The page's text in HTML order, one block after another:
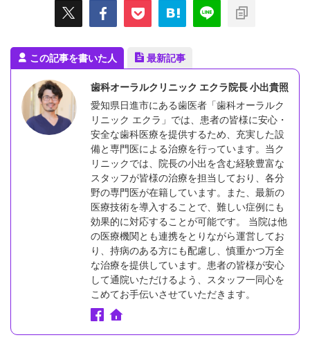
この記事を書いた人 最新記事
歯科オーラルクリニック エクラ院長 小出貴照
愛知県日進市にある歯医者「歯科オーラルク
リニック エクラ」では、患者の皆様に安心・
安全な歯科医療を提供するため、充実した設
備と専門医による治療を行っています。当ク
リニックでは、院長の小出を含む経験豊富な
スタッフが皆様の治療を担当しており、各分
野の専門医が在籍しています。また、最新の
医療技術を導入することで、難しい症例にも
効果的に対応することが可能です。 当院は他
の医療機関とも連携をとりながら運営してお
り、持病のある方にも配慮し、慎重かつ万全
な治療を提供しています。患者の皆様が安心
して通院いただけるよう、スタッフ一同心を
こめてお手伝いさせていただきます。